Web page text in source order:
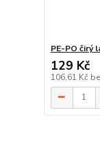
PE-PO čirý
129 Kč
106,61 Kč